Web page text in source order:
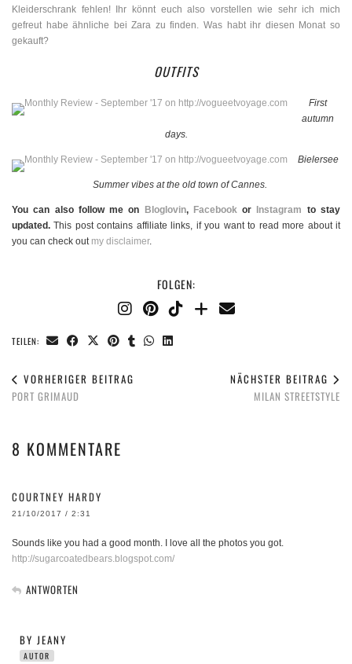
Kleiderschrank fehlen! Ihr könnt euch also vorstellen wie sehr ich mich
gefreut habe ähnliche bei Zara zu finden. Was habt ihr diesen Monat so
gekauft?
OUTFITS
First
autumn
days.
Bielersee
Summer vibes at the old town of Cannes.
You can also follow me on Bloglovin, Facebookor Instagram to stay
updated.This post contains affiliate links, if you want to read more about it
you can check out my disclaimer.
FOLGEN:
TEILEN:
VORHERIGER BEITRAG
PORT GRIMAUD
NÄCHSTER BEITRAG
MILAN STREETSTYLE
8 KOMMENTARE
COURTNEY HARDY
21/10/2017 / 2:31
Sounds like you had a good month. I love all the photos you got.
http://sugarcoatedbears.blogspot.com/
ANTWORTEN
BY JEANY
AUTOR